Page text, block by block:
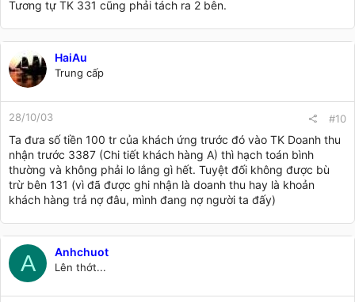
Tương tự TK 331 cũng phải tách ra 2 bên.
HaiAu
Trung cấp
28/10/03 #10
Ta đưa số tiền 100 tr của khách ứng trước đó vào TK Doanh thu
nhận trước 3387 (Chi tiết khách hàng A) thì hạch toán bình
thường và không phải lo lắng gì hết. Tuyệt đối không được bù
trừ bên 131 (vì đã được ghi nhận là doanh thu hay là khoản
khách hàng trả nợ đâu, mình đang nợ người ta đấy)
A Anhchuot
Lên thớt...